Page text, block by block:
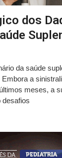
dos
da saúde
a
meses, a
desafios